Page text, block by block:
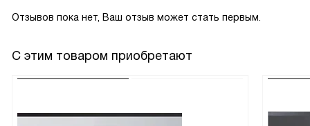
Отзывов пока нет, Ваш отзыв может стать первым.
С этим товаром приобретают